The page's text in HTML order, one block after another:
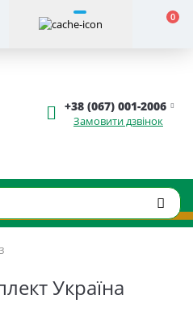
0
+38 (067) 001-2006
Замовити дзвінок
Україна